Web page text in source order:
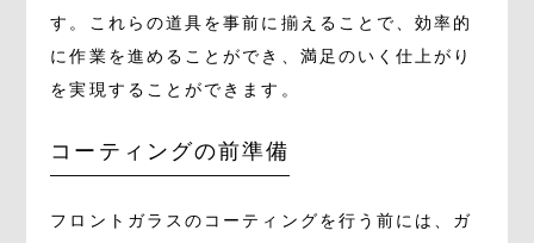
す。これらの道具を事前に揃えることで、効率的
に作業を進めることができ、満足のいく仕上がり
を実現することができます。
コーティングの前準備
フロントガラスのコーティングを行う前には、ガ